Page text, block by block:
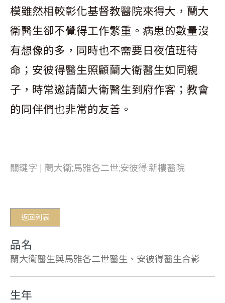
模雖然相較彰化基督教醫院來得大，蘭大
衛醫生卻不覺得工作繁重。病患的數量沒
有想像的多，同時也不需要日夜值班待
命；安彼得醫生照顧蘭大衛醫生如同親
子，時常邀請蘭大衛醫生到府作客；教會
的同伴們也非常的友善。
關鍵字 | 蘭大衛;馬雅各二世;安彼得;新樓醫院
返回列表
品名
蘭大衛醫生與馬雅各二世醫生、安彼得醫生合影
生年